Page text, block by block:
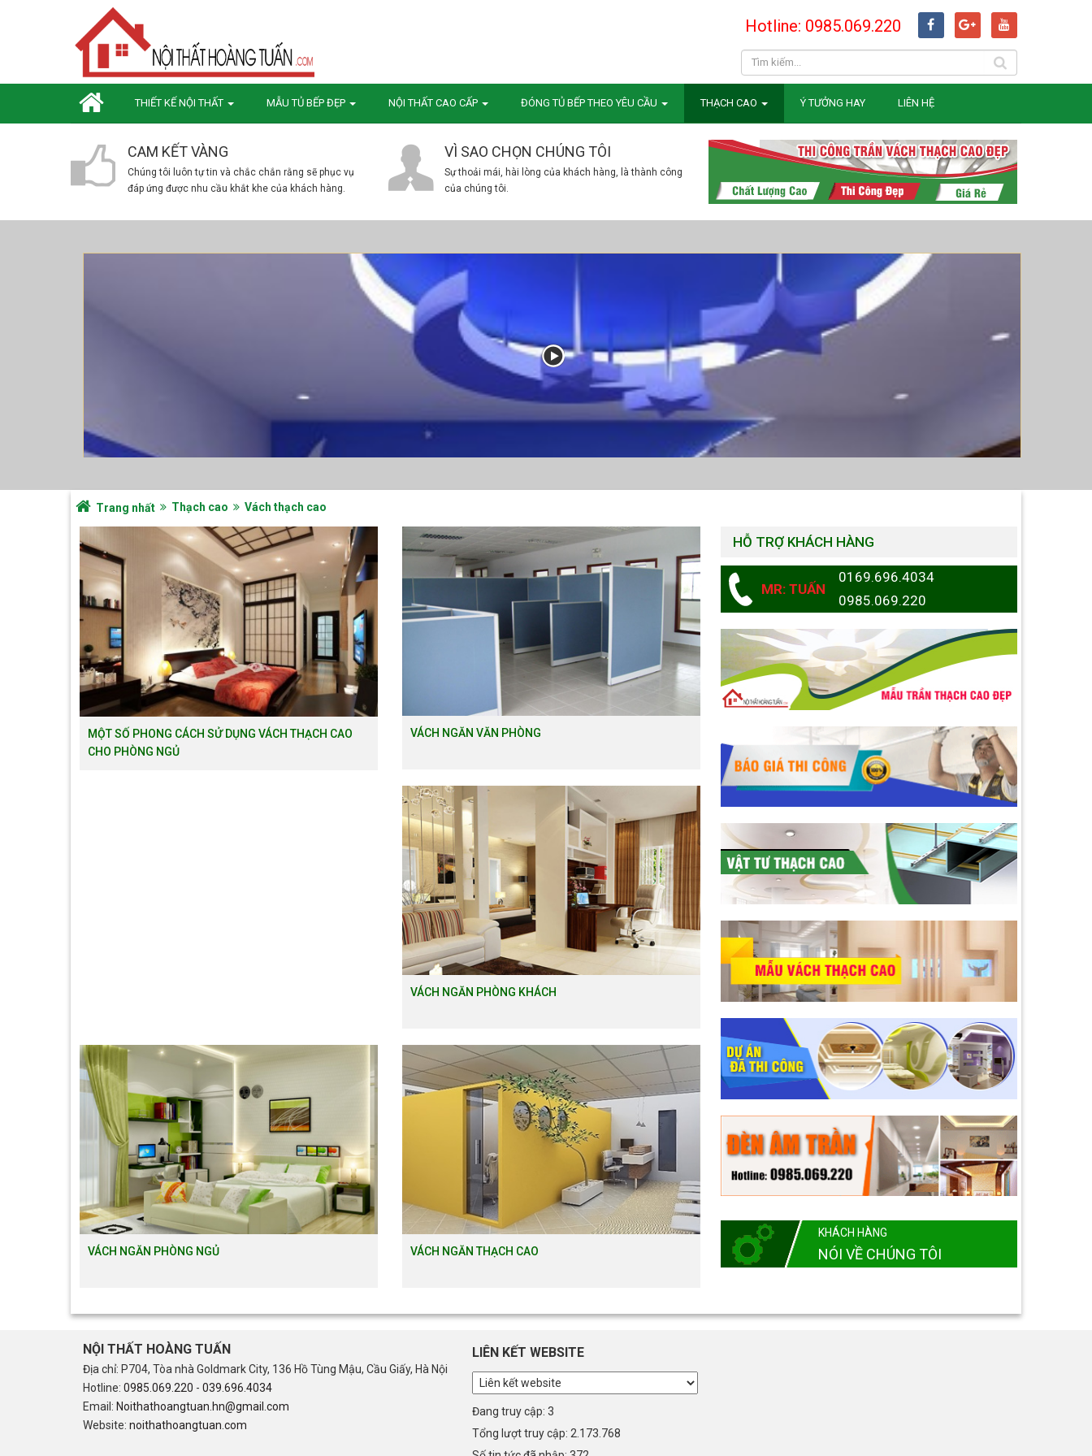
Hotline: 0985.069.220
THIẾT KẾ NỘI THẤT MẪU TỦ BẾP ĐẸP NỘI THẤT CAO CẤP ĐÓNG TỦ BẾP THEO YÊU CẦU THẠCH CAO Ý TƯỞNG HAY LIÊN HỆ
CAM KẾT VÀNG
Chúng tôi luôn tự tin và chắc chắn rằng sẽ phục vụ
đáp ứng được nhu cầu khắt khe của khách hàng.
VÌ SAO CHỌN CHÚNG TÔI
Sự thoải mái, hài lòng của khách hàng, là thành công
của chúng tôi.
Trang nhất Thạch cao Vách thạch cao
MỘT SỐ PHONG CÁCH SỬ DỤNG VÁCH THẠCH CAO
CHO PHÒNG NGỦ
VÁCH NGĂN VĂN PHÒNG
VÁCH NGĂN PHÒNG KHÁCH
VÁCH NGĂN PHÒNG NGỦ VÁCH NGĂN THẠCH CAO
HỖ TRỢ KHÁCH HÀNG
MR: TUẤN
0169.696.4034
0985.069.220
KHÁCH HÀNG
NÓI VỀ CHÚNG TÔI
NỘI THẤT HOÀNG TUẤN
Địa chỉ: P704, Tòa nhà Goldmark City, 136 Hồ Tùng Mậu, Cầu Giấy, Hà Nội
Hotline: 0985.069.220 - 039.696.4034
Email: Noithathoangtuan.hn@gmail.com
Website: noithathoangtuan.com
LIÊN KẾT WEBSITE
Đang truy cập: 3
Tổng lượt truy cập: 2.173.768